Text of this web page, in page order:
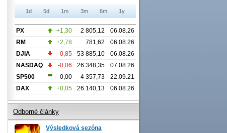
1d 5d 1m 3m 6m 1y
PX +1,30 2 805,12
06.08.26
RM
+2,78 781,62
06.08.26
DJIA
-0,85 53 885,10
06.08.26
NASDAQ
-0,06 26 348,35
07.08.26
SP500
0,00 4 357,73
22.09.21
DAX
+0,05 26 140,13 06.08.26
Odborné články
Výsledková sezóna